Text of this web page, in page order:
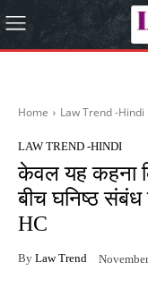
Home Law Trend -Hindi
LAW TREND -HINDI
केवल यह कहना
बीच घनिष्ठ संबंध
HC
By Law Trend